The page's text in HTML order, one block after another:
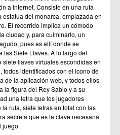
a internet. Consiste en una ruta
del monarca, emplazada en
El recorrido implica un cómodo
ciudad y, para culminarlo, un
pues es allí donde se
las Siete Llaves. A lo largo del
llaves virtuales escondidas en
todos identificados con el icono de
de la aplicación web, y todos ellos
la figura del Rey Sabio y a su
una letra que los jugadores
ruta, siete letras en total con las
secreta que es la clave necesaria
juego.